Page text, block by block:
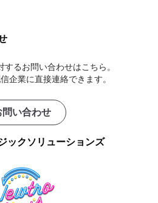
るお問い合わせはこちら。
企業に直接連絡できます。
問い合わせ
ックソリューションズ